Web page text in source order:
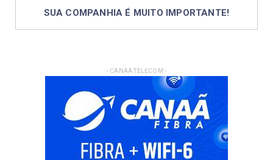
SUA COMPANHIA É MUITO IMPORTANTE!
- CANAA TELECOM -